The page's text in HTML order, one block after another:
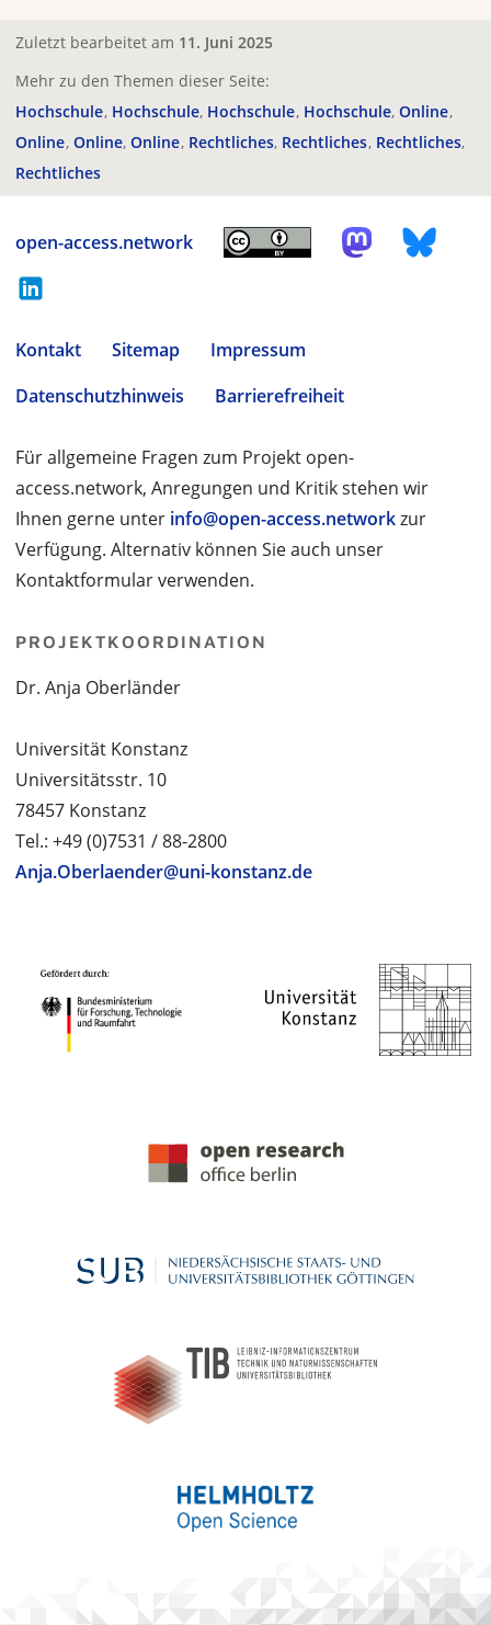
Zuletzt bearbeitet am 11. Juni 2025
Mehr zu den Themen dieser Seite:
Hochschule Hochschule Hochschule Hochschule Online
Online Online Online Rechtliches Rechtliches Rechtliches
Rechtliches
open-access.network
Kontakt Sitemap
Impressum
Datenschutzhinweis
Barrierefreiheit
Für allgemeine Fragen zum Projekt open-
access.network, Anregungen und Kritik stehen wir
Ihnen gerne unter info@open-access.networkzur
Verfügung. Alternativ können Sie auch unser
Kontaktformular verwenden.
PROJEKTKOORDINATION
Dr. Anja Oberländer
Universität Konstanz
Universitätsstr. 10
78457 Konstanz
Tel.: +49 (0)7531 / 88-2800
Anja.Oberlaender@uni-konstanz.de